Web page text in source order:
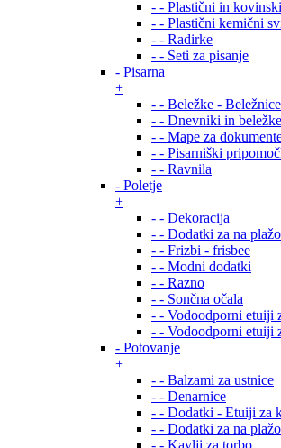
- - Plastični in
- - Plastični kemični
- - Radirke
- - Seti za pisanje
- Pisarna
+
- - Beležke - Beležnice
- - Dnevniki in beležke
- - Mape za
- - Pisarniški
- - Ravnila
- Poletje
+
- - Dekoracija
- - Dodatki za na plažo
- - Frizbi - frisbee
- - Modni dodatki
- - Razno
- - Sončna očala
- - Vodoodporni etuiji
- - Vodoodporni etuiji
- Potovanje
+
- - Balzami za ustnice
- - Denarnice
- - Dodatki - Etuiji za
- - Dodatki za na plažo
- - Kavlji za torbo